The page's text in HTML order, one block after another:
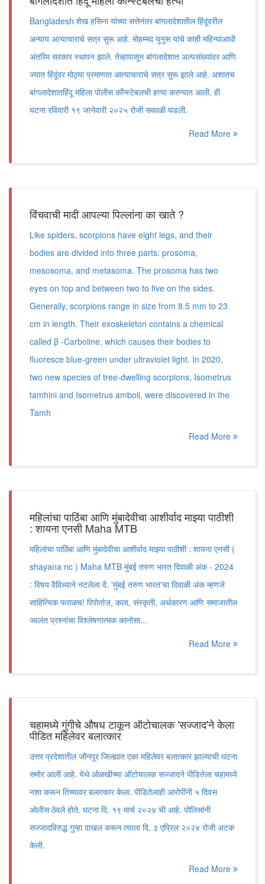
Bangladesh शेख हसिना यांच्या सत्तेनंतर बांगलादेशातील हिंदूंवरील
अन्याय अत्याचाराचे सत्र सुरू आहे. मोहम्मद युनूस यांचे काही महिन्यांआधी
अंतरिम सरकार स्थापन झाले. तेव्हापासून बांगलादेशात अल्पसंख्यांवर आणि
ज्यात हिंदूंवर मोठ्या प्रमाणात आत्याचाराचे सत्र सुरू झाले आहे. अशातच
बांगलादेशातहिंदू महिला पोलीस काँन्स्टेबलची हत्या करण्यात आली. ही
घटना रविवारी १९ जानेवारी २०२५ रोजी सकाळी घडली.
Read More
विंचवाची मादी आपल्या पिल्लांना का खाते ?
Like spiders, scorpions have eight legs, and their
bodies are divided into three parts: prosoma,
mesosoma, and metasoma. The prosoma has two
eyes on top and between two to five on the sides.
Generally, scorpions range in size from 8.5 mm to 23
cm in length. Their exoskeleton contains a chemical
called β -Carboline, which causes their bodies to
fluoresce blue-green under ultraviolet light. In 2020,
two new species of tree-dwelling scorpions, Isometrus
tamhini and Isometrus amboli, were discovered in the
Tamh
Read More
महिलांचा पाठिंबा आणि मुंबादेवीचा आशीर्वाद माझ्या पाठीशी
: शायना एनसी Maha MTB
महिलांचा पाठिंबा आणि मुंबादेवीचा आशीर्वाद माझ्या पाठीशी : शायना एनसी (
shayana nc ) Maha MTB मुंबई तरुण भारत दिवाळी अंक - 2024
: विषय वैविध्याने नटलेला दै. 'मुंबई तरुण भारत'चा दिवाळी अंक म्हणजे
साहित्यिक फराळच! रिपोर्ताज, कला, संस्कृती, अर्थकारण आणि समाजातील
ज्वलंत प्रश्नांचा विश्लेषणात्मक कानोसा...
Read More
चहामध्ये गुंगीचे औषध टाकून ऑटोचालक 'सज्जाद'ने केला
पीडित महिलेवर बलात्कार
उत्तर प्रदेशातील जौनपूर जिल्ह्यात एका महिलेवर बलात्कार झाल्याची घटना
समोर आली आहे. येथे ओळखीच्या ऑटोचालक सज्जादने पीडितेला चहामध्ये
नशा करून तिच्यावर बलात्कार केला. पीडितेलाही आरोपींनी ५ दिवस
ओलीस ठेवले होते. घटना दि. १९ मार्च २०२४ ची आहे. पोलिसांनी
सज्जादविरुद्ध गुन्हा दाखल करून त्याला दि. ३ एप्रिल २०२४ रोजी अटक
केली.
Read More